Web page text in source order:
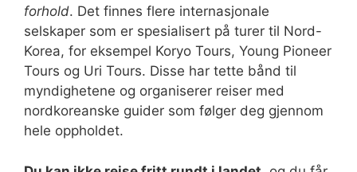
forhold. Det finnes flere internasjonale
selskaper som er spesialisert på turer til Nord-
Korea, for eksempel Koryo Tours, Young Pioneer
Tours og Uri Tours. Disse har tette bånd til
myndighetene og organiserer reiser med
nordkoreanske guider som følger deg gjennom
hele oppholdet.